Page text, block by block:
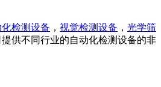
化检测设备 ， 视觉检测设备 ， 光学筛
供不同行业的自动化检测设备的非